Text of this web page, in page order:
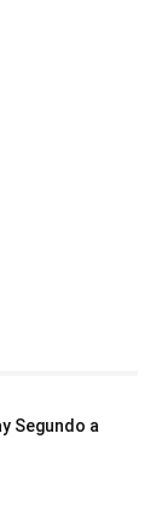
Segundo a